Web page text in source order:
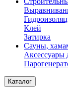
Клей
Затирка
Сауны,
Аксессуары
Каталог